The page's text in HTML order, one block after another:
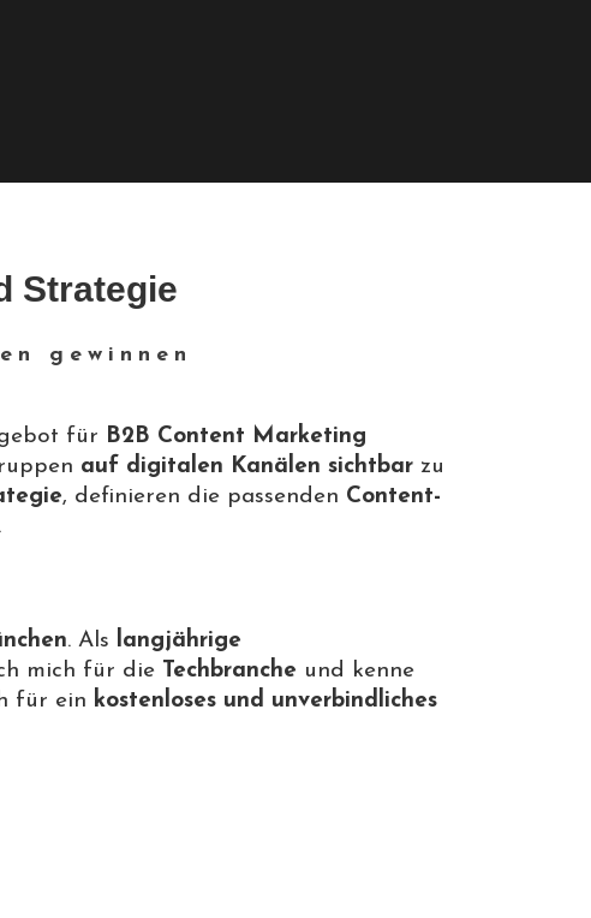
Strategie
gewinnen
für B2B Content Marketing
auf digitalen Kanälen sichtbar zu
, definieren die passenden Content-
. Als langjährige
mich für die Techbranche und kenne
für ein kostenloses und unverbindliches